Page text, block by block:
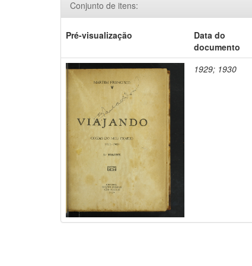
Conjunto de itens:
Pré-visualização
Data do
documento
1929; 1930